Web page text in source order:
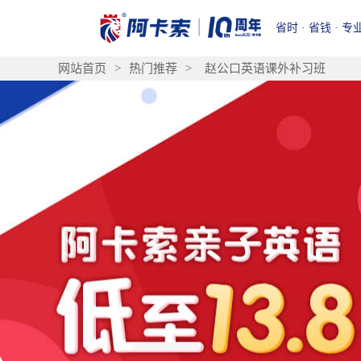
省时 · 省钱 · 专
网站首页 > 热门推荐 > 赵公口英语课外补习班